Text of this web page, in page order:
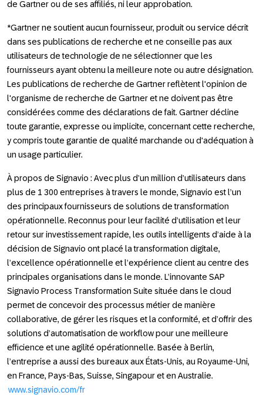
de Gartner ou de ses affiliés, ni leur approbation.
*Gartner ne soutient aucun fournisseur, produit ou service décrit
dans ses publications de recherche et ne conseille pas aux
utilisateurs de technologie de ne sélectionner que les
fournisseurs ayant obtenu la meilleure note ou autre désignation.
Les publications de recherche de Gartner reflètent l'opinion de
l'organisme de recherche de Gartner et ne doivent pas être
considérées comme des déclarations de fait. Gartner décline
toute garantie, expresse ou implicite, concernant cette recherche,
y compris toute garantie de qualité marchande ou d'adéquation à
un usage particulier.
À propos de Signavio : Avec plus d’un million d’utilisateurs dans
plus de 1 300 entreprises à travers le monde, Signavio est l’un
des principaux fournisseurs de solutions de transformation
opérationnelle. Reconnus pour leur facilité d’utilisation et leur
retour sur investissement rapide, les outils intelligents d’aide à la
décision de Signavio ont placé la transformation digitale,
l’excellence opérationnelle et l’expérience client au centre des
principales organisations dans le monde. L’innovante SAP
Signavio Process Transformation Suite située dans le cloud
permet de concevoir des processus métier de manière
collaborative, de gérer les risques et la conformité, et d’offrir des
solutions d’automatisation de workflow pour une meilleure
efficience et une agilité opérationnelle. Basée à Berlin,
l’entreprise a aussi des bureaux aux États-Unis, au Royaume-Uni,
en France, Pays-Bas, Suisse, Singapour et en Australie.
www.signavio.com/fr